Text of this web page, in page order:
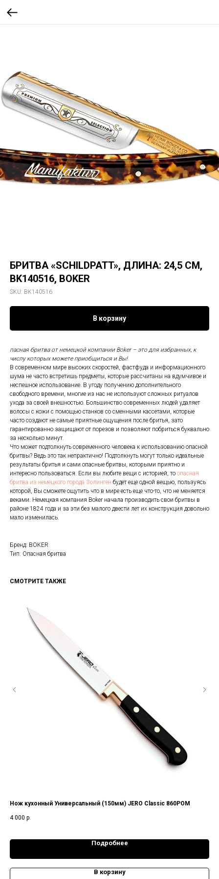
БРИТВА «SCHILDPATT», ДЛИНА: 24,5 СМ,
BK140516, BOKER
SKU: BK140516
В корзину
пасная бритва от немецкой компании Boker – это для избранных, к
числу которых можете приобщиться и Вы!
В современном мире высоких скоростей, фастфуда и информационного
шума не часто встретишь предметы, которые рассчитаны на вдумчивое и
неспешное использование. В угоду получению дополнительного
свободного времени, многие из нас не используют сложных ритуалов
ухода за своей внешностью. Большинство современных людей удаляет
волосы с кожи с помощью станков со сменными кассетами, которые
часто создают не самые приятные ощущения после бритья, зато
гарантированно защищают от порезов и позволяют побриться буквально
за несколько минут.
Что может подтолкнуть современного человека к использованию опасной
бритвы? Ведь это так непрактично! Подтолкнуть могут только идеальные
результаты бритья и сами опасные бритвы, которыми приятно и
интересно пользоваться. Если вы любите вещи с историей, то опасная
бритва из немецкого города Золинген будет еще одной вещью, пользуясь
которой, Вы сможете ощутить что в мире есть еще что-то, что не меняется
веками. Немецкая компания Boker начала производить свои бритвы в
районе 1824 года и за эти без малого двести лет их конструкция довольно
мало изменилась.
Бренд: BOKER
Тип: Опасная бритва
СМОТРИТЕ ТАКЖЕ
Нож кухонный Универсальный (150мм) JERO Classic 860POM
4 000 р.
Подробнее
В корзину